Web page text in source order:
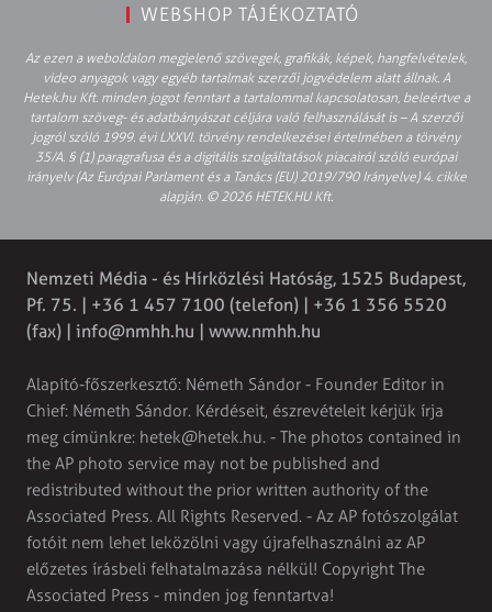
WEBSHOP TÁJÉKOZTATÓ
Az ezen a weboldalon megjelenő szövegek, grafikák, képek, hangfelvételek,
video anyagok vagy egyéb tartalmak szerzői jogvédelem alatt állnak. A
Hetek.hu Kft. minden jogot fenntart a tartalommal kapcsolatosan, beleértve a
tartalom szöveg- és adatbányászat céljára való felhasználását is – A szerzői
jogról szóló 1999. évi LXXVI. törvény rendelkezései értelmében a törvény
35/A. § (1) paragrafusa és a digitális szolgáltatások piacairól szóló európai
irányelv (Az Európai Parlament és a Tanács (EU) 2019/790 Irányelve) 4. cikke
alapján. © 2026 HETEK.HU Kft.
Nemzeti Média - és Hírközlési Hatóság, 1525 Budapest,
Pf. 75. | +36 1 457 7100 (telefon) | +36 1 356 5520
(fax) | info@nmhh.hu | www.nmhh.hu
Alapító-főszerkesztő: Németh Sándor - Founder Editor in
Chief: Németh Sándor. Kérdéseit, észrevételeit kérjük írja
meg címünkre: hetek@hetek.hu. - The photos contained in
the AP photo service may not be published and
redistributed without the prior written authority of the
Associated Press. All Rights Reserved. - Az AP fotószolgálat
fotóit nem lehet leközölni vagy újrafelhasználni az AP
előzetes írásbeli felhatalmazása nélkül! Copyright The
Associated Press - minden jog fenntartva!